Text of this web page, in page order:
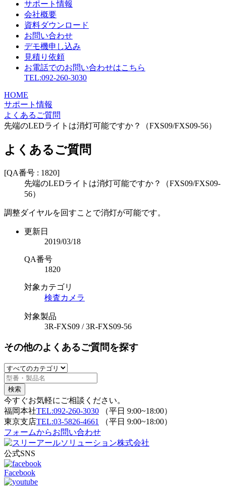
サポート情報
会社概要
資料ダウンロード
お問い合わせ
デモ機申し込み
見積り依頼
お電話でのお問い合わせはこちら
TEL:092-260-3030
HOME
サポート情報
よくあるご質問
先端のLEDライトは消灯可能ですか？（FXS09/FXS09-56）
よくあるご質問
[QA番号 : 1820]
先端のLEDライトは消灯可能ですか？（FXS09/FXS09-
56）
調整ダイヤルを回すことで消灯が可能です。
更新日
2019/03/18
QA番号
1820
対象カテゴリ
検査カメラ
対象製品
3R-FXS09 / 3R-FXS09-56
その他のよくあるご質問を探す
今すぐお気軽にご相談ください。
福岡本社TEL:092-260-3030 （平日 9:00~18:00）
東京支店TEL:03-5826-4661
（平日 9:00~18:00）
フォームからお問い合わせ
公式SNS
Facebook